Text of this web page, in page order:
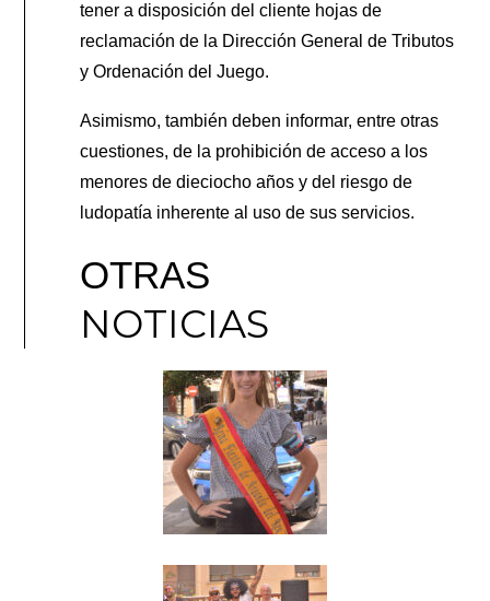
tener a disposición del cliente hojas de
reclamación de la Dirección General de Tributos
y Ordenación del Juego.
Asimismo, también deben informar, entre otras
cuestiones, de la prohibición de acceso a los
menores de dieciocho años y del riesgo de
ludopatía inherente al uso de sus servicios.
OTRAS
NOTICIAS